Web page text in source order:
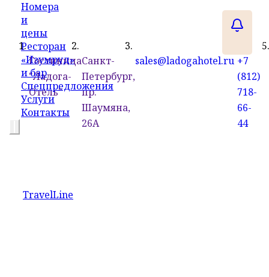
Гостиница
"Ладога-
Отель"
Санкт-
Петербург,
пр.
Шаумяна,
26А
sales@ladogahotel.ru +7
(812)
718-
66-
44
Номера
и
цены
Ресторан
«Изумруд»
и бар
Спецпредложения
Услуги
Контакты
TravelLine